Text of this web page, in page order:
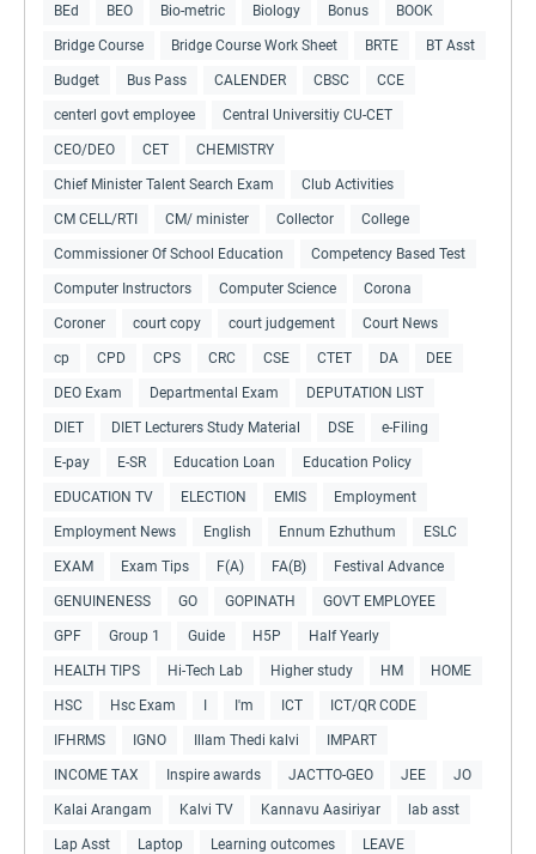
BEd BEO Bio-metric Biology Bonus BOOK
Bridge Course Bridge Course Work Sheet BRTE BT Asst
Budget Bus Pass CALENDER CBSC CCE
centerl govt employee Central Universitiy CU-CET
CEO/DEO CET CHEMISTRY
Chief Minister Talent Search Exam Club Activities
CM CELL/RTI CM/ minister Collector College
Commissioner Of School Education Competency Based Test
Computer Instructors Computer Science Corona
Coroner court copy court judgement Court News
cp CPD CPS CRC CSE CTET DA DEE
DEO Exam Departmental Exam DEPUTATION LIST
DIET DIET Lecturers Study Material DSE e-Filing
E-pay E-SR Education Loan Education Policy
EDUCATION TV ELECTION EMIS Employment
Employment News English Ennum Ezhuthum ESLC
EXAM Exam Tips F(A) FA(B) Festival Advance
GENUINENESS GO GOPINATH GOVT EMPLOYEE
GPF Group 1 Guide H5P Half Yearly
HEALTH TIPS Hi-Tech Lab Higher study HM HOME
HSC Hsc Exam I'm ICT ICT/QR CODE
IFHRMS IGNO Illam Thedi kalvi IMPART
INCOME TAX Inspire awards JACTTO-GEO JEE JO
Kalai Arangam Kalvi TV Kannavu Aasiriyar lab asst
Lap Asst Laptop Learning outcomes LEAVE